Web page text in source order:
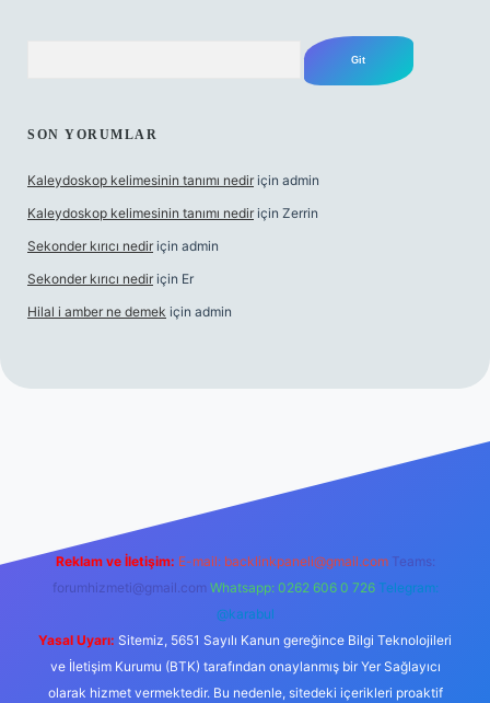
SON YORUMLAR
Kaleydoskop kelimesinin tanımı nedir için admin
Kaleydoskop kelimesinin tanımı nedir için Zerrin
Sekonder kırıcı nedir için admin
Sekonder kırıcı nedir için Er
Hilal i amber ne demek için admin
Reklam ve İletişim: E-mail: backlinkpaneli@gmail.com Teams:
forumhizmeti@gmail.com Whatsapp: 0262 606 0 726 Telegram:
@karabul
Yasal Uyarı: Sitemiz, 5651 Sayılı Kanun gereğince Bilgi Teknolojileri
ve İletişim Kurumu (BTK) tarafından onaylanmış bir Yer Sağlayıcı
olarak hizmet vermektedir. Bu nedenle, sitedeki içerikleri proaktif